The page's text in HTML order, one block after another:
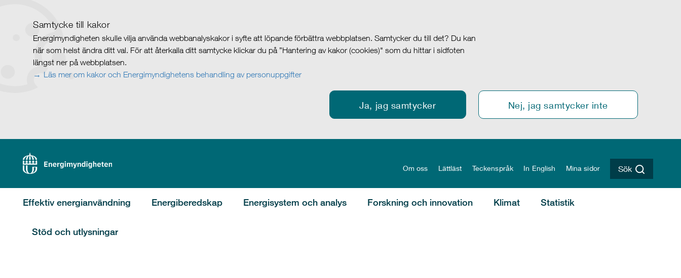
Samtycke till kakor
Energimyndigheten skulle vilja använda webbanalyskakor i syfte att löpande förbättra webbplatsen. Samtycker du till det? Du kan
när som helst ändra ditt val. För att återkalla ditt samtycke klickar du på ”Hantering av kakor (cookies)" som du hittar i sidfoten
längst ner på webbplatsen.
Läs mer om kakor och Energimyndighetens behandling av personuppgifter
Ja, jag samtycker Nej, jag samtycker inte
Om oss Lättläst Teckenspråk In English Mina sidor Sök
Effektiv energianvändning Energiberedskap Energisystem och analys Forskning och innovation Klimat Statistik
Stöd och utlysningar